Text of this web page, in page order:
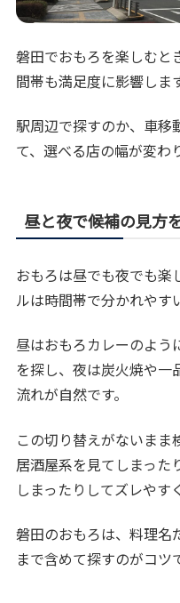
磐田でおもろを楽しむと
間帯も満足度に影響しま
駅周辺で探すのか、車移
て、選べる店の幅が変わ
昼と夜で候補の見方
おもろは昼でも夜でも楽
ルは時間帯で分かれやす
昼はおもろカレーのよう
を探し、夜は炭火焼や一
流れが自然です。
この切り替えがないまま
居酒屋系を見てしまった
しまったりしてズレやす
磐田のおもろは、料理名
まで含めて探すのがコツ